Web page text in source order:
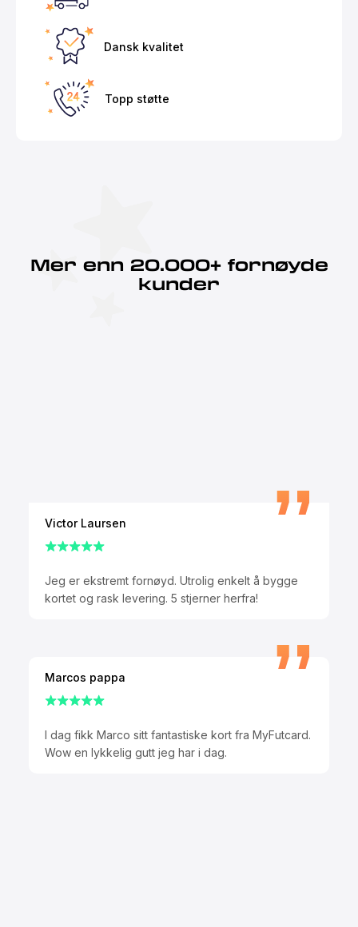
Dansk kvalitet
Topp støtte
Mer enn 20.000+ fornøyde
kunder
Victor Laursen
Jeg er ekstremt fornøyd. Utrolig enkelt å bygge
kortet og rask levering. 5 stjerner herfra!
Marcos pappa
I dag fikk Marco sitt fantastiske kort fra MyFutcard.
Wow en lykkelig gutt jeg har i dag.